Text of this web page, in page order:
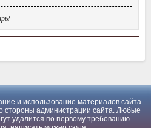
и использование материалов сайта
стороны администрации сайта. Любые
удалится по первому требованию